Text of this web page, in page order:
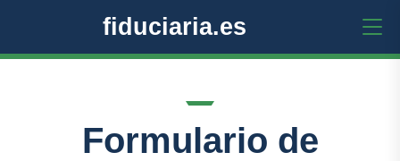
fiduciaria.es
Formulario de